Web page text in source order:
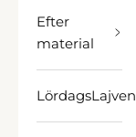
Efter
material
LördagsLajven